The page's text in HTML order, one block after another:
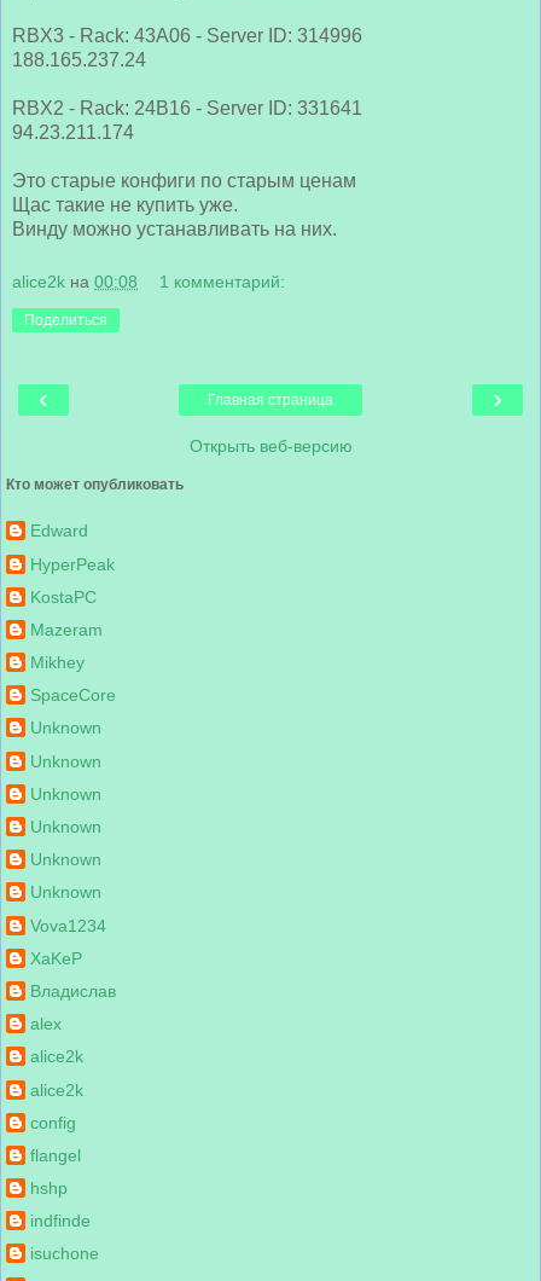
RBX3 - Rack: 43A06 - Server ID: 314996
188.165.237.24
RBX2 - Rack: 24B16 - Server ID: 331641
94.23.211.174
Это старые конфиги по старым ценам
Щас такие не купить уже.
Винду можно устанавливать на них.
alice2k на 00:08 1 комментарий:
Поделиться
‹ ›
Главная страница
Открыть веб-версию
Кто может опубликовать
Edward
HyperPeak
KostaPC
Mazeram
Mikhey
SpaceCore
Unknown
Unknown
Unknown
Unknown
Unknown
Unknown
Vova1234
XaKeP
Владислав
alex
alice2k
alice2k
config
flangel
hshp
indfinde
isuchone